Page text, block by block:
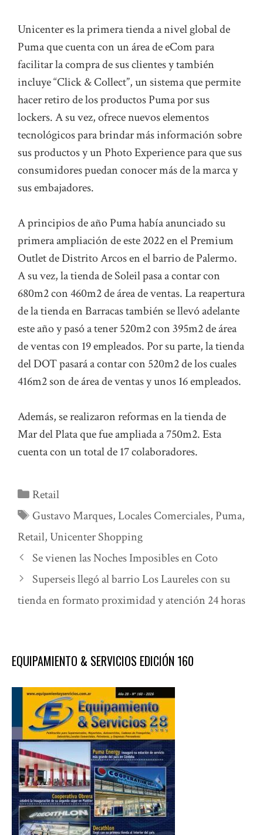
Unicenter es la primera tienda a nivel global de
Puma que cuenta con un área de eCom para
facilitar la compra de sus clientes y también
incluye “Click & Collect”, un sistema que permite
hacer retiro de los productos Puma por sus
lockers. A su vez, ofrece nuevos elementos
tecnológicos para brindar más información sobre
sus productos y un Photo Experience para que sus
consumidores puedan conocer más de la marca y
sus embajadores.
A principios de año Puma había anunciado su
primera ampliación de este 2022 en el Premium
Outlet de Distrito Arcos en el barrio de Palermo.
A su vez, la tienda de Soleil pasa a contar con
680m2 con 460m2 de área de ventas. La reapertura
de la tienda en Barracas también se llevó adelante
este año y pasó a tener 520m2 con 395m2 de área
de ventas con 19 empleados. Por su parte, la tienda
del DOT pasará a contar con 520m2 de los cuales
416m2 son de área de ventas y unos 16 empleados.
Además, se realizaron reformas en la tienda de
Mar del Plata que fue ampliada a 750m2. Esta
cuenta con un total de 17 colaboradores.
Categorías
Retail
Etiquetas
Gustavo Marques,Locales Comerciales, Puma,
Retail,Unicenter Shopping
Se vienen las Noches Imposibles en Coto
Superseis llegó al barrio Los Laureles con su
tienda en formato proximidad y atención 24 horas
EQUIPAMIENTO & SERVICIOS EDICIÓN 160